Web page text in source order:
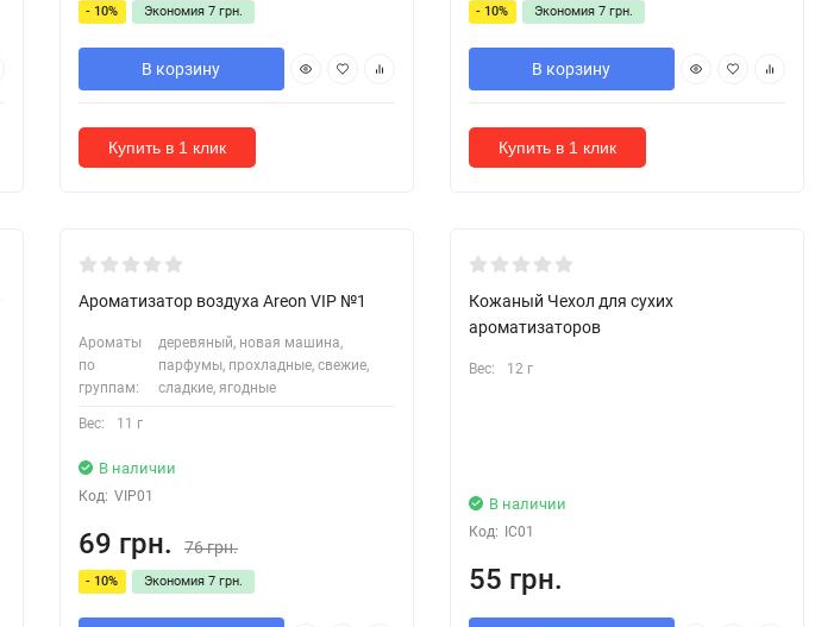
- 10% Экономия 7 грн.
В корзину
Купить в 1 клик
- 10% Экономия 7 грн.
В корзину
Купить в 1 клик
Ароматизатор воздуха Areon VIP №1
Ароматы
по
группам:
деревяный, новая машина,
парфумы, прохладные, свежие,
сладкие, ягодные
Вес: 11 г
В наличии
Код: VIP01
69 грн. 76 грн.
- 10% Экономия 7 грн.
Кожаный Чехол для сухих
ароматизаторов
Вес: 12 г
В наличии
Код: IC01
55 грн.